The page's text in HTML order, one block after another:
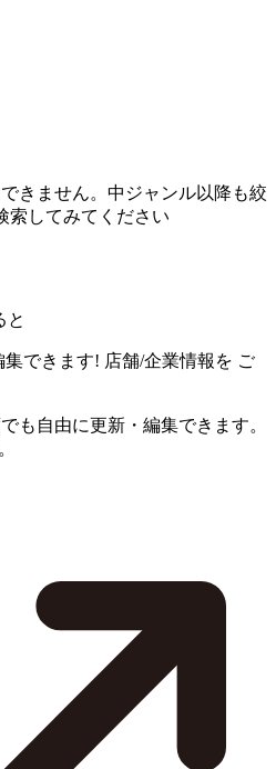
きません。中ジャンル以降も絞
索してみてください
と
集できます! 店舗/企業情報を ご
も自由に更新・編集できます。